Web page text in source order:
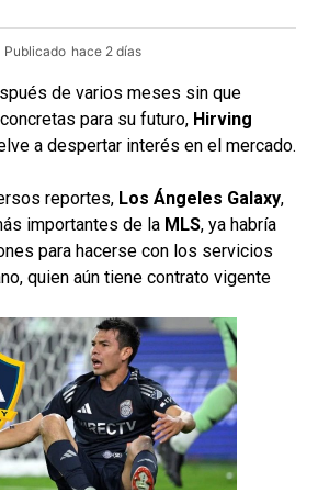
Publicado hace 2 días
de varios meses sin que
para su futuro, Hirving
a despertar interés en el mercado.
reportes, Los Ángeles Galaxy,
importantes de la MLS, ya habría
para hacerse con los servicios
quien aún tiene contrato vigente